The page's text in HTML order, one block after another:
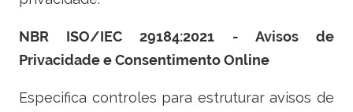
NBR ISO/IEC 29184:2021 - Avisos de
Privacidade e Consentimento Online
Especifica controles para estruturar avisos de